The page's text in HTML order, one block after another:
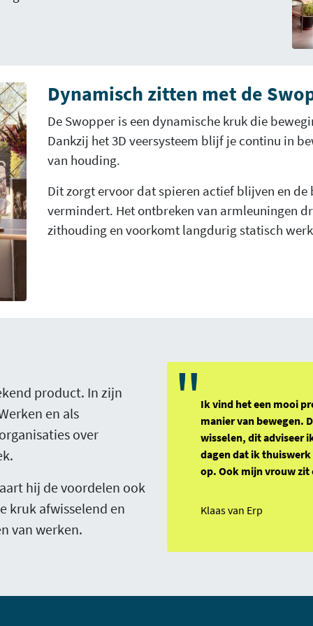
Dynamisch zitten met de
De Swopper is een dynamische kruk die
Dankzij het 3D veersysteem blijf je continu in
van houding.
Dit zorgt ervoor dat spieren actief blijven en
vermindert. Het ontbreken van armleuningen
zithouding en voorkomt langdurig statisch
product. In zijn
en als
over
hij de voordelen ook
kruk afwisselend en
van werken.
"Ik vind het een mooi
manier van bewegen.
wisselen, dit adviseer
dagen dat ik thuiswerk
op. Ook mijn vrouw
Klaas van Erp